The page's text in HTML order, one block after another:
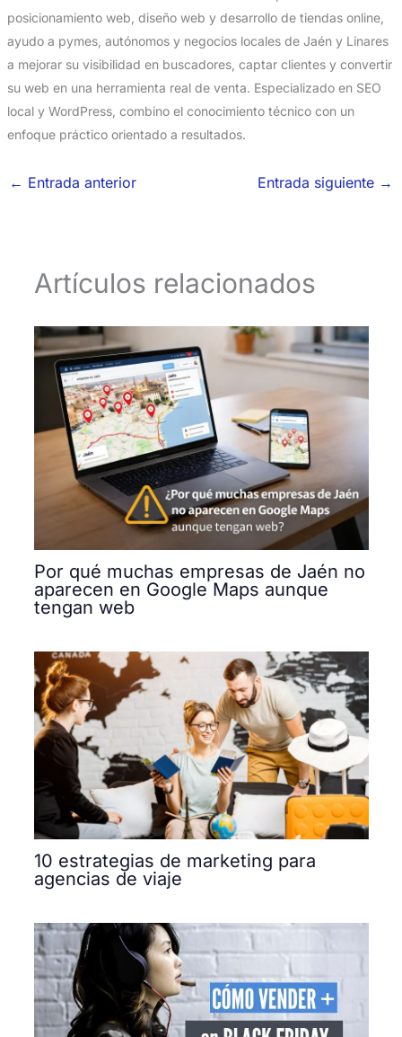
posicionamiento web, diseño web y desarrollo de tiendas online,
ayudo a pymes, autónomos y negocios locales de Jaén y Linares
a mejorar su visibilidad en buscadores, captar clientes y convertir
su web en una herramienta real de venta. Especializado en SEO
local y WordPress, combino el conocimiento técnico con un
enfoque práctico orientado a resultados.
← Entrada anterior Entrada siguiente →
Artículos relacionados
Por qué muchas empresas de Jaén no
aparecen en Google Maps aunque
tengan web
10 estrategias de marketing para
agencias de viaje